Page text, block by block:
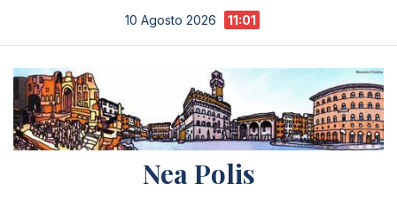
contenuto
10 Agosto 2026 11:01
Nea Polis